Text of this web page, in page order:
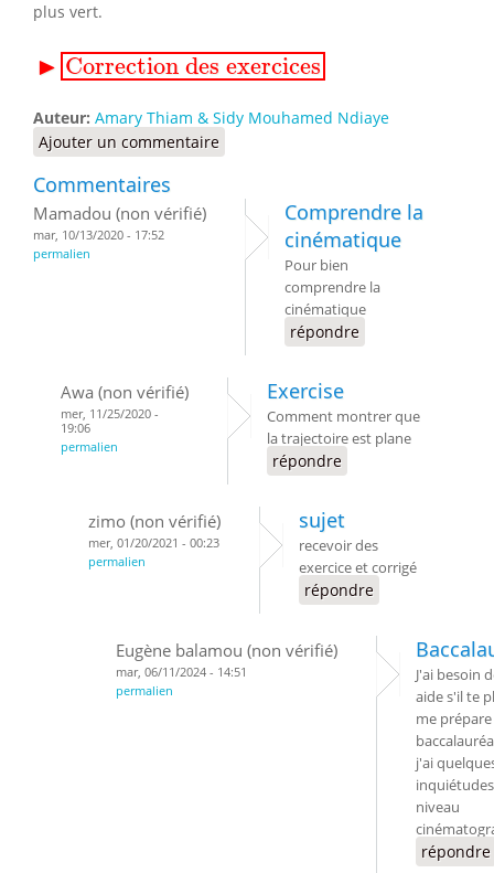
plus vert.
▶ Correction des exercices
Correction des exercices
Auteur: Amary Thiam & Sidy Mouhamed Ndiaye
Ajouter un commentaire
Commentaires
Mamadou (non vérifié)
mar, 10/13/2020 - 17:52
permalien
Comprendre la
cinématique
Pour bien
comprendre la
cinématique
répondre
Awa (non vérifié)
mer, 11/25/2020 -
19:06
permalien
Exercise
Comment montrer que
la trajectoire est plane
répondre
zimo (non vérifié)
mer, 01/20/2021 - 00:23
permalien
sujet
recevoir des
exercice et corrigé
répondre
Eugène balamou (non vérifié)
mar, 06/11/2024 - 14:51
permalien
J'ai besoin
aide s'il te
me
j'ai
niveau
répondre